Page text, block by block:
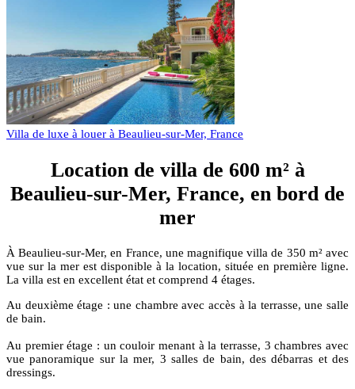
Villa de luxe à louer à Beaulieu-sur-Mer, France
Location de villa de 600 m² à
Beaulieu-sur-Mer, France, en bord de
mer
À Beaulieu-sur-Mer, en France, une magnifique villa de 350 m² avec
vue sur la mer est disponible à la location, située en première ligne.
La villa est en excellent état et comprend 4 étages.
Au deuxième étage : une chambre avec accès à la terrasse, une salle
de bain.
Au premier étage : un couloir menant à la terrasse, 3 chambres avec
vue panoramique sur la mer, 3 salles de bain, des débarras et des
dressings.